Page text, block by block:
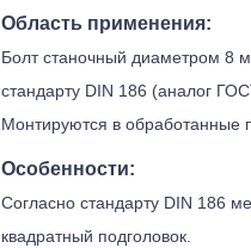
Область применения:
Болт станочный диаметром 8
стандарту DIN 186 (аналог
Монтируются в обработанные
Особенности:
Согласно стандарту DIN 186
квадратный подголовок.